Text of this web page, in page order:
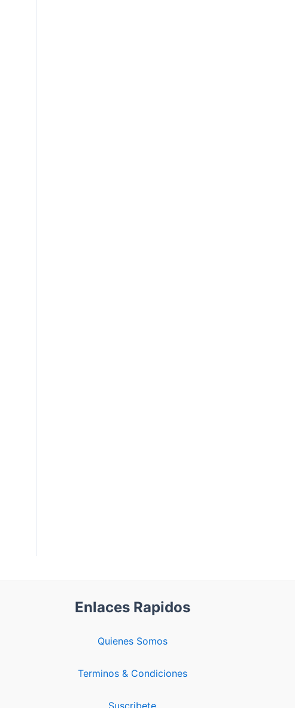
Enlaces Rapidos
Quienes Somos
Terminos & Condiciones
Suscribete